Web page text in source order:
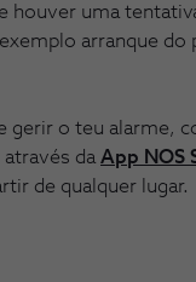
houver uma
arranque do
gerir o teu alarme,
da App NOS
de qualquer lugar.